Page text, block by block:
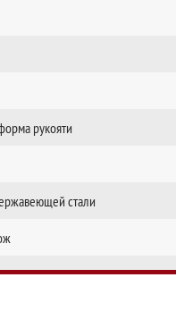
рукояти
стали